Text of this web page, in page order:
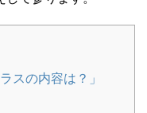
スの内容は？」